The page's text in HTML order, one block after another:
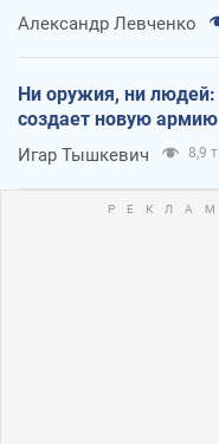
Александр Левченко
Ни оружия, ни
создает новую армию
Игар Тышкевич 8,9 т.